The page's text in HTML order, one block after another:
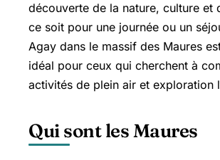
découverte de la nature, culture et
ce soit pour une journée ou un
Agay dans le massif des Maures
idéal pour ceux qui cherchent à
activités de plein air et exploration
Qui sont les Maures